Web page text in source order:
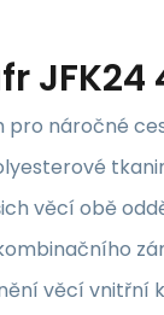
náročné
věcí obě
věcí vnitřní